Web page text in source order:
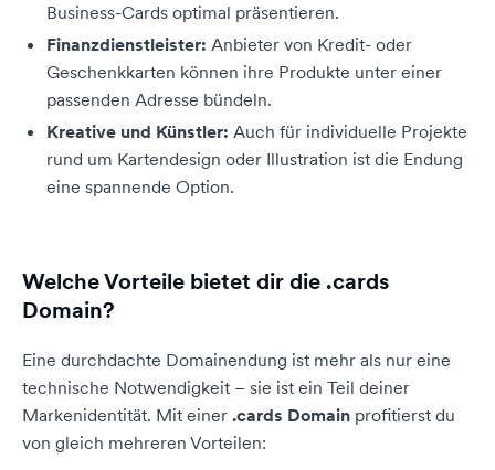
Business-Cards optimal präsentieren.
Finanzdienstleister: Anbieter von Kredit- oder
Geschenkkarten können ihre Produkte unter einer
passenden Adresse bündeln.
Kreative und Künstler: Auch für individuelle Projekte
rund um Kartendesign oder Illustration ist die Endung
eine spannende Option.
Welche Vorteile bietet dir die .cards
Domain?
Eine durchdachte Domainendung ist mehr als nur eine
technische Notwendigkeit – sie ist ein Teil deiner
Markenidentität. Mit einer .cards Domain profitierst du
von gleich mehreren Vorteilen: